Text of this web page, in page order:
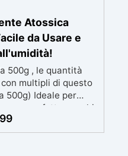
Atossica
da Usare e
500g , le quantità
multipli di questo
500g) Ideale per
perfetta per chi
una finitura
ogni condizione.